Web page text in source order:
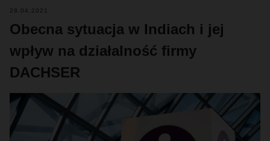
28.04.2021
Obecna sytuacja w Indiach i jej
wpływ na działalność firmy
DACHSER